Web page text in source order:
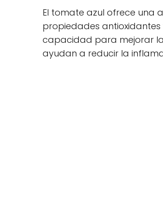
El tomate azul ofrece una
propiedades antioxidantes
capacidad para mejorar
ayudan a reducir la